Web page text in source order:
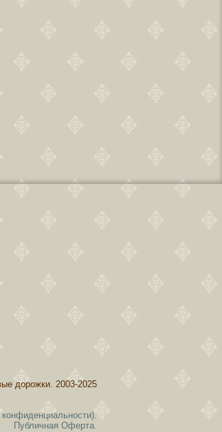
дорожки. 2003-2025
Публичная Оферта.